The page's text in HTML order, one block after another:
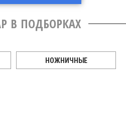
В ПОДБОРКАХ
НОЖНИЧНЫЕ